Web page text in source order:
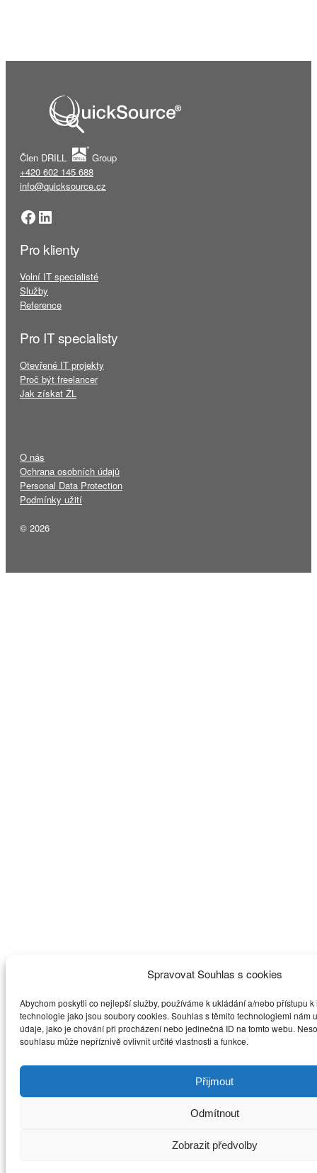
Spravovat Souhlas s cookies
Abychom poskytli co nejlepší služby, používáme k ukládání a/nebo přístupu
technologie jako jsou soubory cookies. Souhlas s těmito technologiemi nám
údaje, jako je chování při procházení nebo jedinečná ID na tomto webu.
souhlasu může nepříznivě ovlivnit určité vlastnosti a funkce.
Přijmout
Odmítnout
Zobrazit předvolby
Člen DRILL
Group
+420 602 145 688
info@quicksource.cz
Facebook LinkedIn
Pro klienty
Volní IT specialisté
Služby
Reference
Pro IT specialisty
Otevřené IT projekty
Proč být freelancer
Jak získat ŽL
O nás
Ochrana osobních údajů
Personal Data Protection
Podmínky užití
© 2026